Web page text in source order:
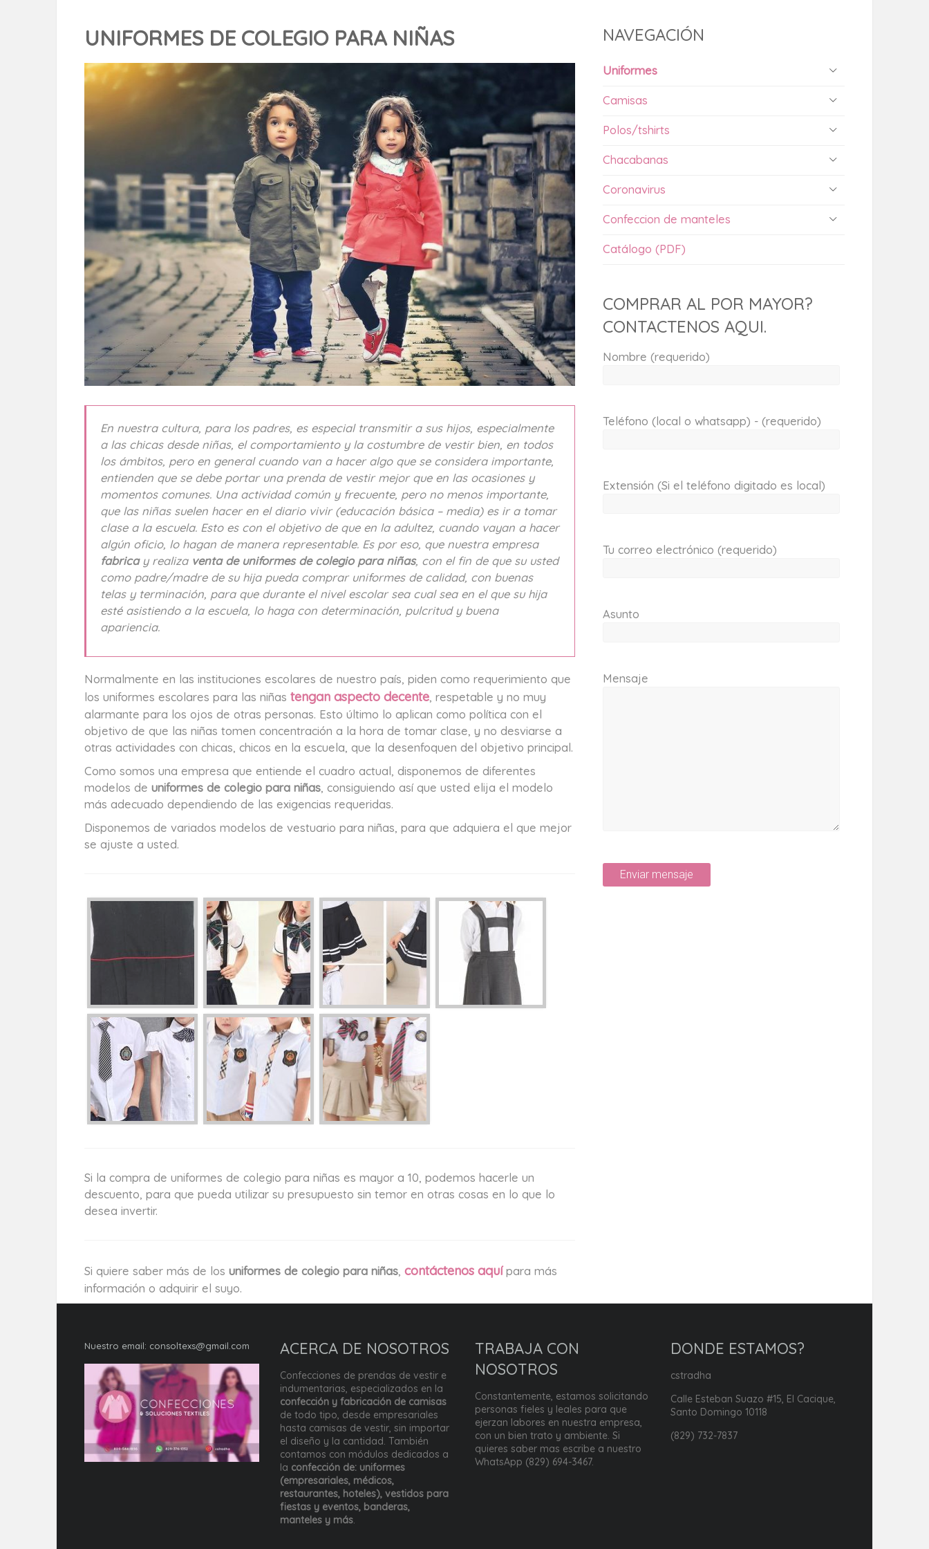
UNIFORMES DE COLEGIO PARA NIÑAS
En nuestra cultura, para los padres, es especial transmitir a sus hijos, especialmente
a las chicas desde niñas, el comportamiento y la costumbre de vestir bien, en todos
los ámbitos, pero en general cuando van a hacer algo que se considera importante,
entienden que se debe portar una prenda de vestir mejor que en las ocasiones y
momentos comunes. Una actividad común y frecuente, pero no menos importante,
que las niñas suelen hacer en el diario vivir (educación básica – media) es ir a tomar
clase a la escuela. Esto es con el objetivo de que en la adultez, cuando vayan a hacer
algún oficio, lo hagan de manera representable. Es por eso, que nuestra empresa
fabrica y realiza venta de uniformes de colegio para niñas, con el fin de que su usted
como padre/madre de su hija pueda comprar uniformes de calidad, con buenas
telas y terminación, para que durante el nivel escolar sea cual sea en el que su hija
esté asistiendo a la escuela, lo haga con determinación, pulcritud y buena
apariencia.
Normalmente en las instituciones escolares de nuestro país, piden como requerimiento que
los uniformes escolares para las niñas tengan aspecto decente , respetable y no muy
alarmante para los ojos de otras personas. Esto último lo aplican como política con el
objetivo de que las niñas tomen concentración a la hora de tomar clase, y no desviarse a
otras actividades con chicas, chicos en la escuela, que la desenfoquen del objetivo principal.
Como somos una empresa que entiende el cuadro actual, disponemos de diferentes
modelos de uniformes de colegio para niñas , consiguiendo así que usted elija el modelo
más adecuado dependiendo de las exigencias requeridas.
Disponemos de variados modelos de vestuario para niñas, para que adquiera el que mejor
se ajuste a usted.
Si la compra de uniformes de colegio para niñas es mayor a 10, podemos hacerle un
descuento, para que pueda utilizar su presupuesto sin temor en otras cosas en lo que lo
desea invertir.
Si quiere saber más de los uniformes de colegio para niñas contáctenos aquípara más
información o adquirir el suyo.
NAVEGACIÓN
Uniformes
Camisas
Polos/tshirts
Chacabanas
Coronavirus
Confeccion de manteles
Catálogo (PDF)
COMPRAR AL POR MAYOR?
CONTACTENOS AQUI.
Nombre (requerido)
Teléfono (local o whatsapp) - (requerido)
Extensión (Si el teléfono digitado es local)
Tu correo electrónico (requerido)
Asunto
Mensaje
Nuestro email: consoltexs@gmail.com ACERCA DE NOSOTROS
Confecciones de prendas de vestir e
indumentarias, especializados en la
confección y fabricación de camisas
de todo tipo, desde empresariales
hasta camisas de vestir, sin importar
el diseño y la cantidad. También
contamos con módulos dedicados a
la confección de: uniformes
(empresariales, médicos,
restaurantes, hoteles), vestidos para
fiestas y eventos, banderas,
manteles y más.
TRABAJA CON
NOSOTROS
Constantemente, estamos solicitando
personas fieles y leales para que
ejerzan labores en nuestra empresa,
con un bien trato y ambiente. Si
quieres saber mas escribe a nuestro
WhatsApp (829) 694-3467.
DONDE ESTAMOS?
cstradha
Calle Esteban Suazo #15, El Cacique,
Santo Domingo 10118
(829) 732-7837